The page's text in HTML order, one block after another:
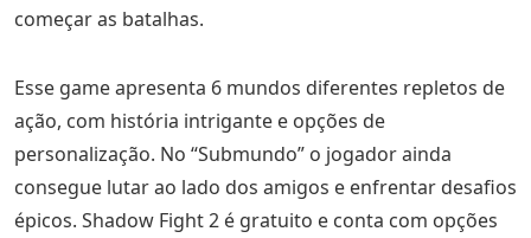
começar as batalhas.
Esse game apresenta 6 mundos diferentes repletos de
ação, com história intrigante e opções de
personalização. No “Submundo” o jogador ainda
consegue lutar ao lado dos amigos e enfrentar desafios
épicos. Shadow Fight 2 é gratuito e conta com opções